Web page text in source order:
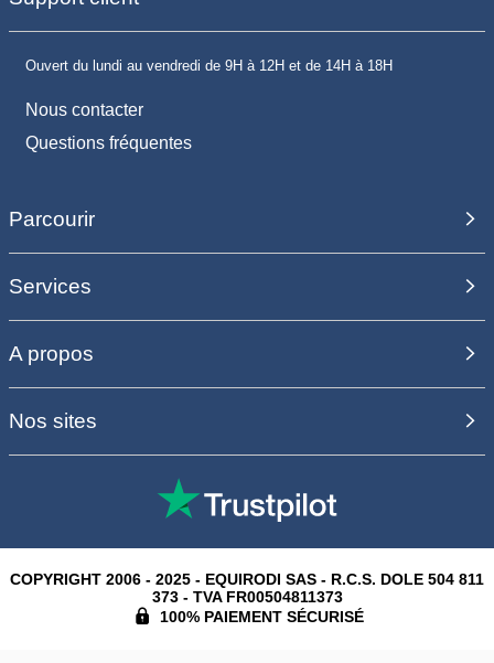
Ouvert du lundi au vendredi de 9H à 12H et de 14H à 18H
Nous contacter
Questions fréquentes
Parcourir
Services
A propos
Nos sites
COPYRIGHT 2006 - 2025 - EQUIRODI SAS - R.C.S. DOLE 504 811
373 - TVA FR00504811373
100% PAIEMENT SÉCURISÉ